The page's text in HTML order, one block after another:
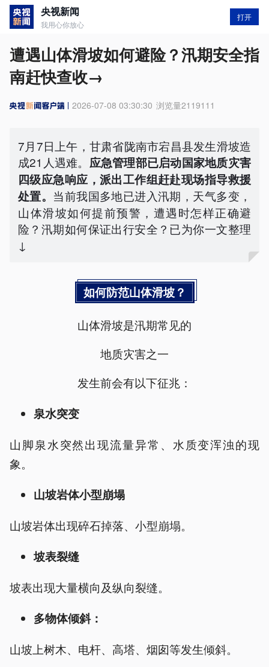
央视新闻
我用心你放心
打开
遭遇山体滑坡如何避险？汛期安全指
南赶快查收→
2026-07-08 03:30:30 浏览量2119111
7月7日上午，甘肃省陇南市宕昌县发生滑坡造
成21人遇难。 应急管理部已启动国家地质灾害
四级应急响应，派出工作组赶赴现场指导救援
处置。 当前我国多地已进入汛期，天气多变，
山体滑坡如何提前预警，遭遇时怎样正确避
险？汛期如何保证出行安全？已为你一文整理
↓
如何防范山体滑坡？
山体滑坡是汛期常见的
地质灾害之一
发生前会有以下征兆：
泉水突变
山脚泉水突然出现流量异常、水质变浑浊的现
象。
山坡岩体小型崩塌
山坡岩体出现碎石掉落、小型崩塌。
坡表裂缝
坡表出现大量横向及纵向裂缝。
多物体倾斜：
山坡上树木、电杆、高塔、烟囱等发生倾斜。